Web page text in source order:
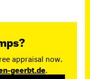
appraisal now.
geerbt.de